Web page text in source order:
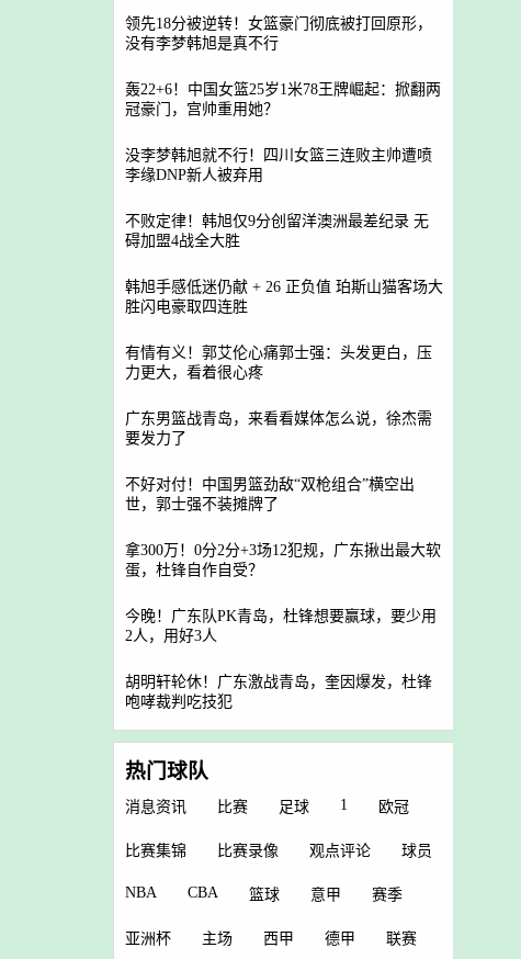
领先18分被逆转！女篮豪门彻底被打回原形，
没有李梦韩旭是真不行
轰22+6！中国女篮25岁1米78王牌崛起：掀翻两
冠豪门，宫帅重用她？
没李梦韩旭就不行！四川女篮三连败主帅遭喷
李缘DNP新人被弃用
不败定律！韩旭仅9分创留洋澳洲最差纪录 无
碍加盟4战全大胜
韩旭手感低迷仍献 + 26 正负值 珀斯山猫客场大
胜闪电豪取四连胜
有情有义！郭艾伦心痛郭士强：头发更白，压
力更大，看着很心疼
广东男篮战青岛，来看看媒体怎么说，徐杰需
要发力了
不好对付！中国男篮劲敌“双枪组合”横空出
世，郭士强不装摊牌了
拿300万！0分2分+3场12犯规，广东揪出最大软
蛋，杜锋自作自受？
今晚！广东队PK青岛，杜锋想要赢球，要少用
2人，用好3人
胡明轩轮休！广东激战青岛，奎因爆发，杜锋
咆哮裁判吃技犯
热门球队
消息资讯 比赛 足球 1 欧冠
比赛集锦 比赛录像 观点评论 球员
NBA CBA 篮球 意甲 赛季
亚洲杯 主场 西甲 德甲 联赛